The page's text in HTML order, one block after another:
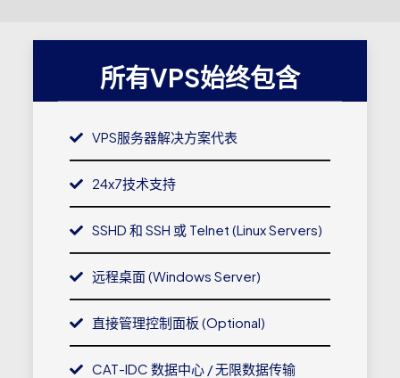
所有VPS始终包含
VPS服务器解决方案代表
24x7技术支持
SSHD 和 SSH 或 Telnet (Linux Servers)
远程桌面 (Windows Server)
直接管理控制面板 (Optional)
CAT-IDC 数据中心 / 无限数据传输